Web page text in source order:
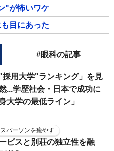
"が怖いワケ
も目にあった
#眼科の記事
"採用大学"ランキング」を見
...学歴社会・日本で成功に
大学の最低ライン」
パーソンを癒やす
ビスと別荘の独立性を融